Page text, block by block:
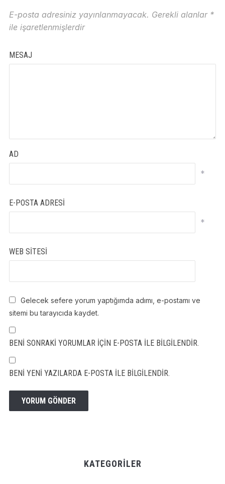
E-posta adresiniz yayınlanmayacak. Gerekli alanlar *
ile işaretlenmişlerdir
MESAJ
AD
*
E-POSTA ADRESI
*
WEB SITESI
Gelecek sefere yorum yaptığımda adımı, e-postamı ve
sitemi bu tarayıcıda kaydet.
BENI SONRAKI YORUMLAR IÇIN E-POSTA ILE BILGILENDIR.
BENI YENI YAZILARDA E-POSTA ILE BILGILENDIR.
KATEGORILER